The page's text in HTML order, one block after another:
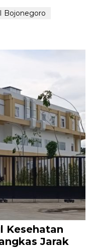
Bojonegoro
Kesehatan
Jarak